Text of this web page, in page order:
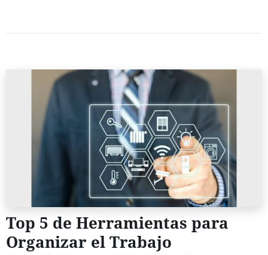
Top 5 de Herramientas para
Organizar el Trabajo